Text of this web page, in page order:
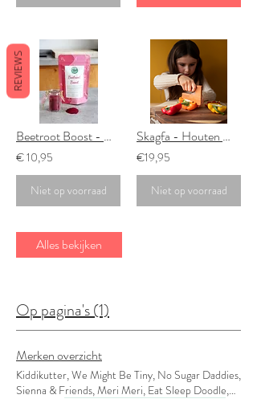
Beetroot Boost - Groentepoeder Rode Biet (BIO)
€ 10,95
Niet op voorraad
Skagfa - Houten Montessori kindermes
€19,95
Niet op voorraad
Alles bekijken
Op pagina's (1)
Merken overzicht
Kiddikutter, We Might Be Tiny, No Sugar Daddies,
Sienna & Friends, Meri Meri, Eat Sleep Doodle,
REVIEWS